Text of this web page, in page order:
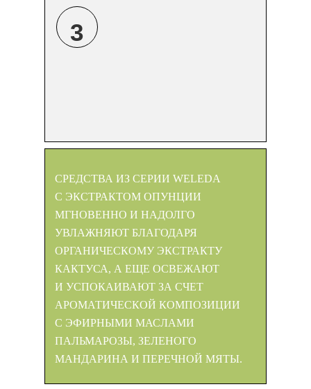
3
СРЕДСТВА ИЗ СЕРИИ WELEDA
С ЭКСТРАКТОМ ОПУНЦИИ
МГНОВЕННО И НАДОЛГО
УВЛАЖНЯЮТ БЛАГОДАРЯ
ОРГАНИЧЕСКОМУ ЭКСТРАКТУ
КАКТУСА, А ЕЩЕ ОСВЕЖАЮТ
И УСПОКАИВАЮТ ЗА СЧЕТ
АРОМАТИЧЕСКОЙ КОМПОЗИЦИИ
С ЭФИРНЫМИ МАСЛАМИ
ПАЛЬМАРОЗЫ, ЗЕЛЕНОГО
МАНДАРИНА И ПЕРЕЧНОЙ МЯТЫ.